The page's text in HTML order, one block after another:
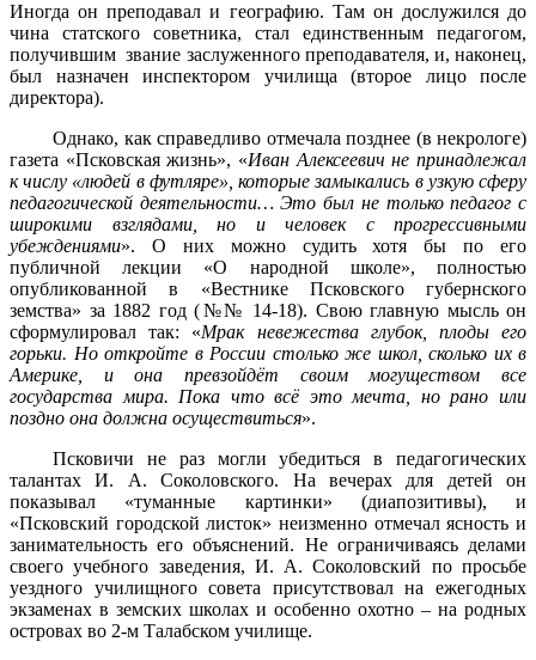
Иногда он преподавал и географию. Там он дослужился до
чина статского советника, стал единственным педагогом,
получившим звание заслуженного преподавателя, и, наконец,
был назначен инспектором училища (второе лицо после
директора).
Однако, как справедливо отмечала позднее (в некрологе)
газета «Псковская жизнь», «Иван Алексеевич не принадлежал
к числу «людей в футляре», которые замыкались в узкую сферу
педагогической деятельности… Это был не только педагог с
широкими взглядами, но и человек с прогрессивными
убеждениями». О них можно судить хотя бы по его
публичной лекции «О народной школе», полностью
опубликованной в «Вестнике Псковского губернского
земства» за 1882 год (№№ 14-18). Свою главную мысль он
сформулировал так: «Мрак невежества глубок, плоды его
горьки. Но откройте в России столько же школ, сколько их в
Америке, и она превзойдёт своим могуществом все
государства мира. Пока что всё это мечта, но рано или
поздно она должна осуществиться».
Псковичи не раз могли убедиться в педагогических
талантах И. А. Соколовского. На вечерах для детей он
показывал «туманные картинки» (диапозитивы), и
«Псковский городской листок» неизменно отмечал ясность и
занимательность его объяснений. Не ограничиваясь делами
своего учебного заведения, И. А. Соколовский по просьбе
уездного училищного совета присутствовал на ежегодных
экзаменах в земских школах и особенно охотно – на родных
островах во 2-м Талабском училище.